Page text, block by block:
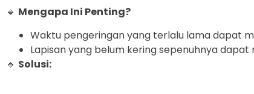
🔹 Mengapa Ini Penting?
Waktu pengeringan yang terlalu lama dapat
Lapisan yang belum kering sepenuhnya dapat
🔹 Solusi: